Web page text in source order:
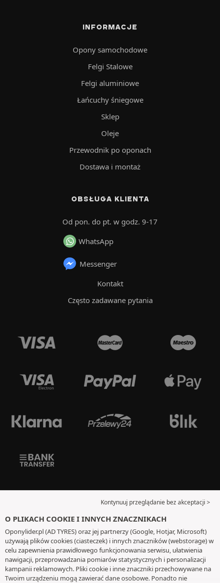
INFORMACJE
Opony samochodowe
Felgi Stalowe
Felgi aluminiowe
Łańcuchy śniegowe
Sklep
Oleje
Przewodnik po oponach
Dostawa i montaż
OBSŁUGA KLIENTA
Od pon. do pt. w godz. 9-17
WhatsApp
Messenger
Kontakt
Często zadawane pytania
Kontynuuj przeglądanie bez akceptacji >
O PLIKACH COOKIE I INNYCH ZNACZNIKACH
Oponylider.pl (AD TYRES) oraz jej partnerzy (Google, Hotjar, Microsoft)
używają plików cookies (ciasteczek) i innych znaczników (webstorage) w
celu zapewnienia prawidłowego funkcjonowania serwisu, ułatwienia
nawigacji, przeprowadzania pomiarów statystycznych i personalizacji
kampanii reklamowych. Pliki cookie i inne znaczniki przechowywane na
Twoim urządzeniu mogą zawierać dane osobowe. Ponadto nie